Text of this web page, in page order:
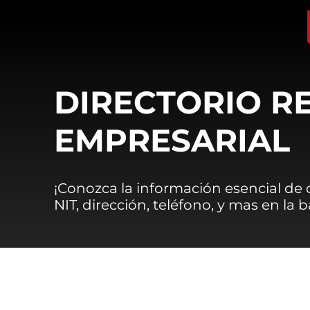
DIRECTORIO
EMPRESARIAL
¡Conozca la información esencial
NIT, dirección, teléfono, y mas en la